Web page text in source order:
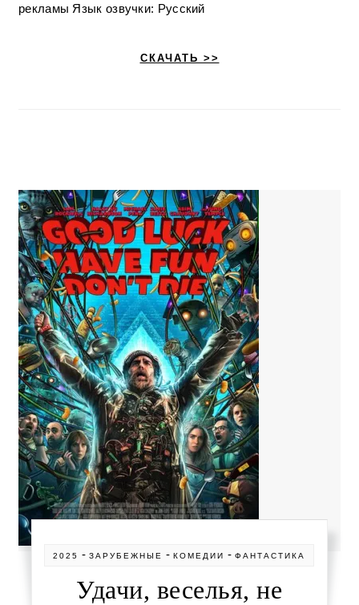
рекламы Язык озвучки: Русский
СКАЧАТЬ >>
2025 -ЗАРУБЕЖНЫЕ -КОМЕДИИ -ФАНТАСТИКА
Удачи, веселья, не